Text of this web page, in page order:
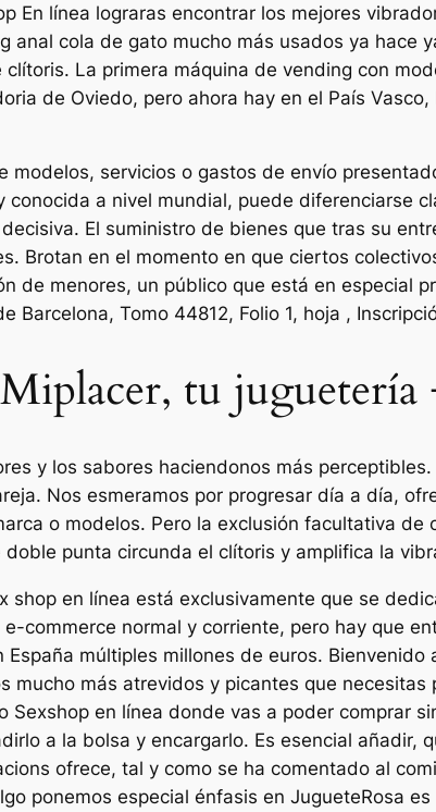
En línea lograras encontrar los mejores
anal cola de gato mucho más usados ya hace
La primera máquina de vending con
de Oviedo, pero ahora hay en el País
modelos, servicios o gastos de envío
conocida a nivel mundial, puede diferenciarse
El suministro de bienes que tras su
Brotan en el momento en que ciertos
de menores, un público que está en especial
Barcelona, Tomo 44812, Folio 1, hoja ,
Miplacer, tu juguetería
y los sabores haciendonos más
Nos esmeramos por progresar día a día,
o modelos. Pero la exclusión facultativa
punta circunda el clítoris y amplifica la
shop en línea está exclusivamente que se
commerce normal y corriente, pero hay que
múltiples millones de euros.
mucho más atrevidos y picantes que
Sexshop en línea donde vas a poder comprar
a la bolsa y encargarlo. Es esencial añadir,
ofrece, tal y como se ha comentado al
ponemos especial énfasis en JugueteRosa